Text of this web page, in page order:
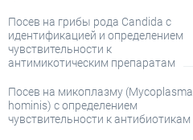
Посев на грибы рода Candida с
идентификацией и определением
чувствительности к
антимикотическим препаратам
Посев на микоплазму (Mycoplasma
hominis) с определением
чувствительности к антибиотикам